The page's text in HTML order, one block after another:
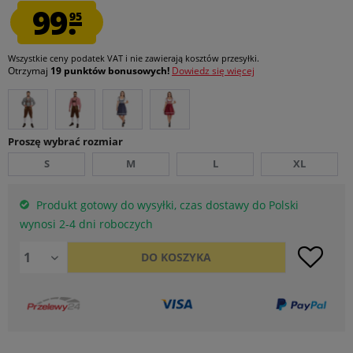
99.95
Wszystkie ceny podatek VAT i nie zawierają kosztów przesyłki.
Otrzymaj 19 punktów bonusowych! Dowiedz się więcej
Proszę wybrać rozmiar
S
M L XL
Produkt gotowy do wysyłki, czas dostawy do Polski
wynosi 2-4 dni roboczych
DO KOSZYKA